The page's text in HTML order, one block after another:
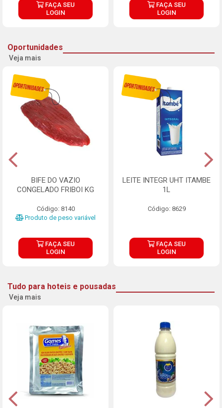
FAÇA SEU
LOGIN
FAÇA SEU
LOGIN
Oportunidades
Veja mais
BIFE DO VAZIO
CONGELADO FRIBOI KG
Código: 8140
Produto de peso variável
FAÇA SEU
LOGIN
LEITE INTEGR UHT ITAMBE
1L
Código: 8629
FAÇA SEU
LOGIN
Tudo para hoteis e pousadas
Veja mais